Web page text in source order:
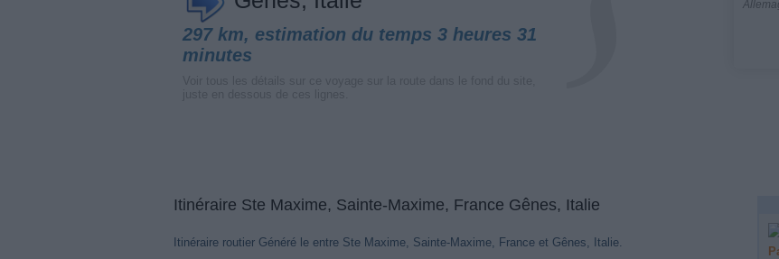
297 km, estimation du temps 3 heures 31
minutes
Itinéraire Ste Maxime, Sainte-Maxime, France Gênes, Italie
Itinéraire routier Généré le entre Ste Maxime, Sainte-Maxime, France et Gênes, Italie.